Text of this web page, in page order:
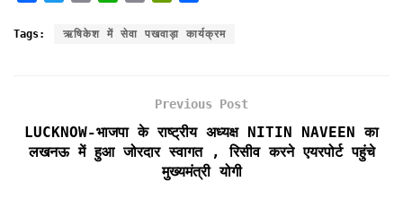
c
k
i
a
a
p
i
i
r
i
e
n
a
Tags: ऋषिकेश में सेवा पखवाड़ा कार्यक्रम
Previous Post
LUCKNOW-भाजपा के राष्ट्रीय अध्यक्ष NITIN NAVEEN का
लखनऊ में हुआ जोरदार स्वागत , रिसीव करने एयरपोर्ट पहुंचे
मुख्यमंत्री योगी